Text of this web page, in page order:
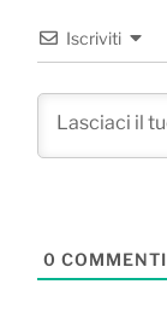
Iscriviti
0 COMMENTI